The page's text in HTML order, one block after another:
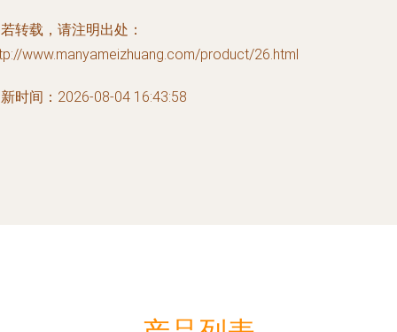
转载，请注明出处：
www.manyameizhuang.com/product/26.html
时间：2026-08-04 16:43:58